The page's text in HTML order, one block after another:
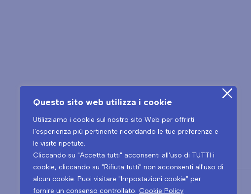
Questo sito web utilizza i cookie
Utilizziamo i cookie sul nostro sito Web per offrirti
l'esperienza più pertinente ricordando le tue preferenze e
le visite ripetute.
Cliccando su "Accetta tutti" acconsenti all'uso di TUTTI i
cookie, cliccando su "Rifiuta tutti" non acconsenti all'uso di
alcun cookie. Puoi visitare "Impostazioni cookie" per
fornire un consenso controllato. Cookie Policy
+39 0432 546534
Copyright © 2026